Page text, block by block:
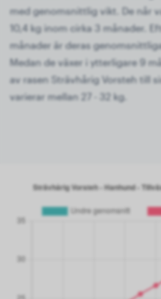
med genomsnittlig vikt. De når
10,4 kg inom cirka 3 månader.
månader är deras
Medan de växer i ytterligare 9
av rasen Strävhårig Vorsteh till
varierar mellan 27 - 32 kg.